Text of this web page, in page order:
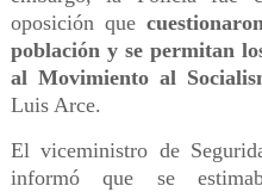
oposición que
población y se permitan
al Movimiento al
Luis Arce.
El viceministro de
informó que se